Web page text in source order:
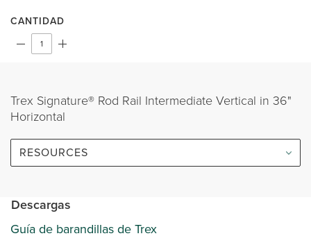
CANTIDAD
Trex Signature® Rod Rail Intermediate Vertical in 36"
Horizontal
RESOURCES
Descargas
Guía de barandillas de Trex